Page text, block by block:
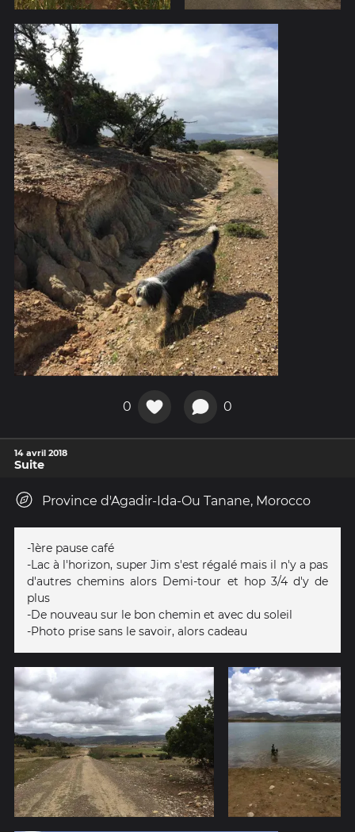
0 0
14 avril 2018
Suite
Province d'Agadir-Ida-Ou Tanane, Morocco
-1ère pause café
-Lac à l'horizon, super Jim s'est régalé mais il n'y a pas
d'autres chemins alors Demi-tour et hop 3/4 d'y de
plus
-De nouveau sur le bon chemin et avec du soleil
-Photo prise sans le savoir, alors cadeau